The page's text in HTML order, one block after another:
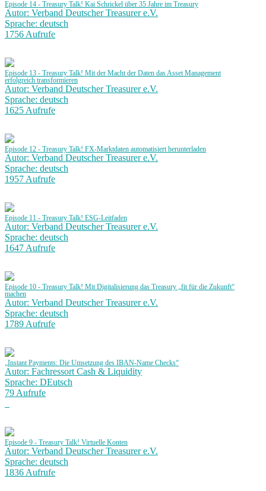
Episode 14 - Treasury Talk! Kai Schrickel über 35 Jahre im Treasury
Autor: Verband Deutscher Treasurer e.V.
Sprache: deutsch
1756 Aufrufe
Episode 13 - Treasury Talk! Mit der Macht der Daten das Asset Management
erfolgreich transformieren
Autor: Verband Deutscher Treasurer e.V.
Sprache: deutsch
1625 Aufrufe
Episode 12 - Treasury Talk! FX-Marktdaten automatisiert herunterladen
Autor: Verband Deutscher Treasurer e.V.
Sprache: deutsch
1957 Aufrufe
Episode 11 - Treasury Talk! ESG-Leitfaden
Autor: Verband Deutscher Treasurer e.V.
Sprache: deutsch
1647 Aufrufe
Episode 10 - Treasury Talk! Mit Digitalisierung das Treasury „fit für die Zukunft“
machen
Autor: Verband Deutscher Treasurer e.V.
Sprache: deutsch
1789 Aufrufe
„Instant Payments: Die Umsetzung des IBAN-Name Checks“
Autor: Fachressort Cash & Liquidity
Sprache: DEutsch
79 Aufrufe
Episode 9 - Treasury Talk! Virtuelle Konten
Autor: Verband Deutscher Treasurer e.V.
Sprache: deutsch
1836 Aufrufe